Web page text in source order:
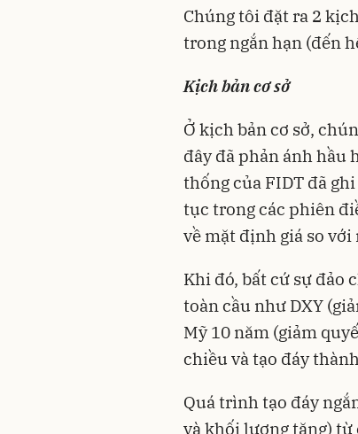
Chúng tôi đặt ra 2
trong ngắn hạn (đến
Kịch bản cơ sở
Ở kịch bản cơ sở,
đây đã phản ánh hầu
thống của FIDT đã
tục trong các phiên
về mặt định giá so
Khi đó, bất cứ sự đảo
toàn cầu như DXY
Mỹ 10 năm (giảm
chiều và tạo đáy
Quá trình tạo đáy
và khối lượng tăng)